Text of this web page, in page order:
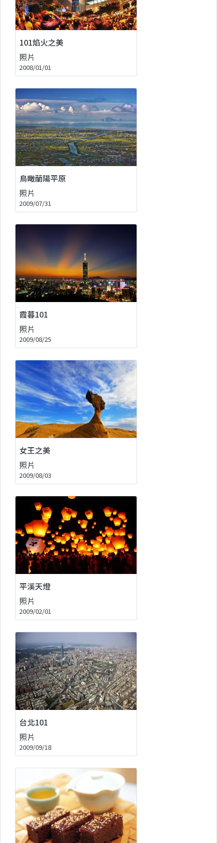
101焰火之美
照片
2008/01/01
鳥瞰蘭陽平原
照片
2009/07/31
霞暮101
照片
2009/08/25
女王之美
照片
2009/08/03
平溪天燈
照片
2009/02/01
台北101
照片
2009/09/18